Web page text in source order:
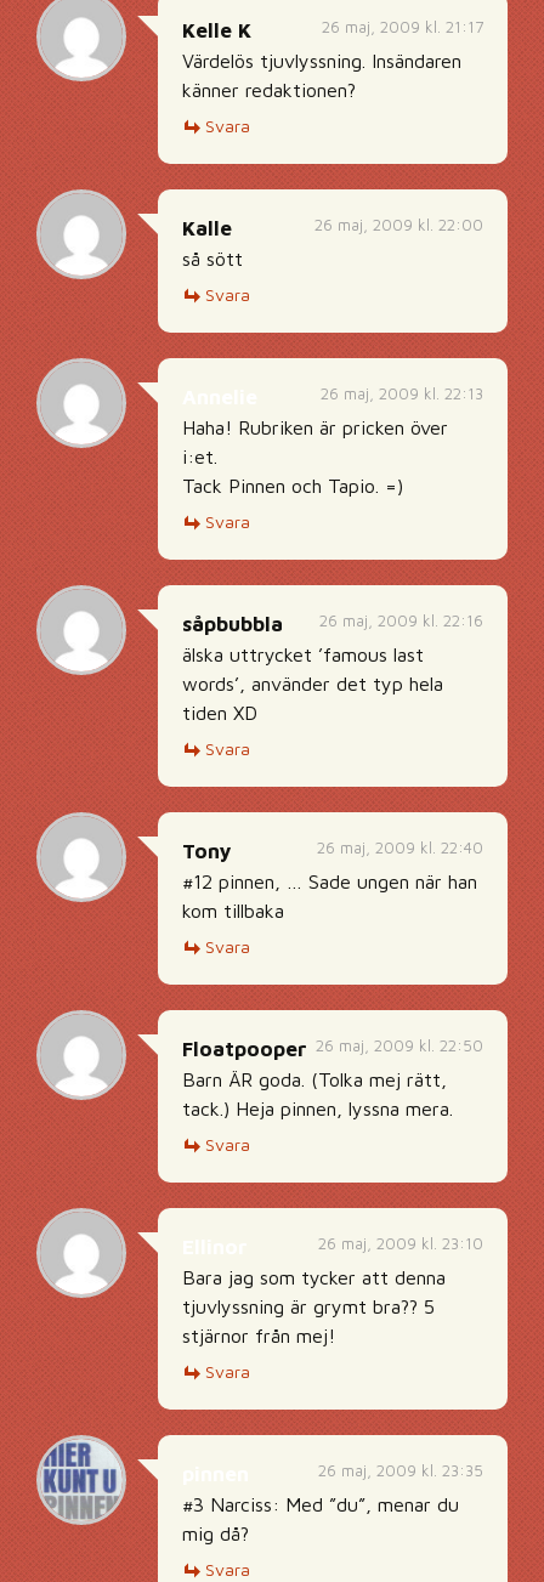
26 maj, 2009 kl. 21:17
Kelle K
Värdelös tjuvlyssning. Insändaren
känner redaktionen?
Svara
26 maj, 2009 kl. 22:00
Kalle
så sött
Svara
26 maj, 2009 kl. 22:13
Haha! Rubriken är pricken över
i:et.
Tack Pinnen och Tapio. =)
Svara
26 maj, 2009 kl. 22:16
såpbubbla
älska uttrycket ’famous last
words’, använder det typ hela
tiden XD
Svara
26 maj, 2009 kl. 22:40
Tony
#12 pinnen, … Sade ungen när han
kom tillbaka
Svara
26 maj, 2009 kl. 22:50
Floatpooper
Barn ÄR goda. (Tolka mej rätt,
tack.) Heja pinnen, lyssna mera.
Svara
26 maj, 2009 kl. 23:10
Bara jag som tycker att denna
tjuvlyssning är grymt bra?? 5
stjärnor från mej!
Svara
26 maj, 2009 kl. 23:35
#3 Narciss: Med ”du”, menar du
mig då?
Svara